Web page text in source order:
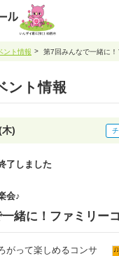
ント情報 第7回みんなで一緒に
ント情報
)
了しました
会♪
緒に！ファミリー
がって楽しめるコンサ